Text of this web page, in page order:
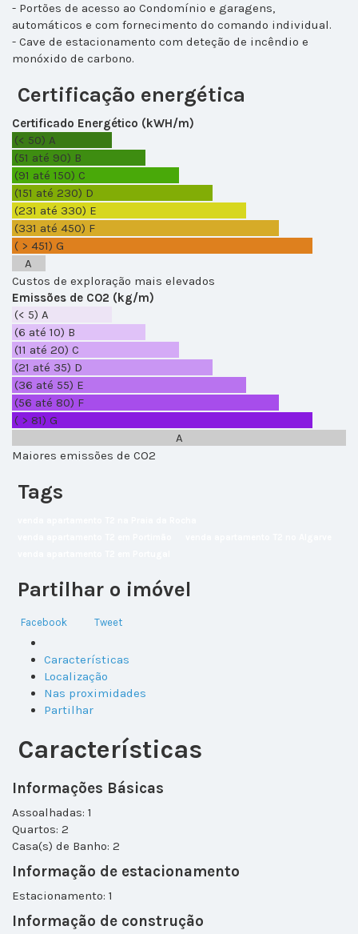
- Portões de acesso ao Condomínio e garagens,
automáticos e com fornecimento do comando individual.
- Cave de estacionamento com deteção de incêndio e
monóxido de carbono.
Certificação energética
Certificado Energético (kWH/m)
(< 50) A
(51 até 90) B
(91 até 150) C
(151 até 230) D
(231 até 330) E
(331 até 450) F
( > 451) G
A
Custos de exploração mais elevados
Emissões de CO2 (kg/m)
(< 5) A
(6 até 10) B
(11 até 20) C
(21 até 35) D
(36 até 55) E
(56 até 80) F
( > 81) G
A
Maiores emissões de CO2
Tags
Partilhar o imóvel
Facebook Tweet
Características
Localização
Nas proximidades
Partilhar
Características
Informações Básicas
Assoalhadas: 1
Quartos: 2
Casa(s) de Banho: 2
Informação de estacionamento
Estacionamento: 1
Informação de construção